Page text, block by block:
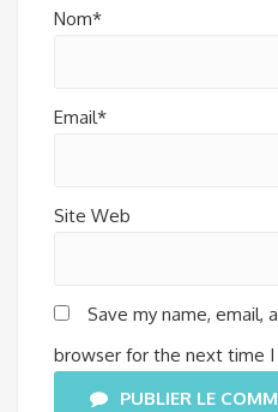
Nom*
Email*
Site Web
Save my name, email,
browser for the next time
PUBLIER LE